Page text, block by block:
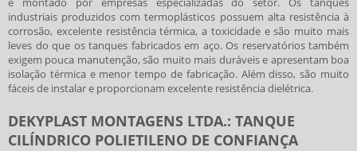
industriais produzidos com termoplásticos possuem alta resistência à
corrosão, excelente resistência térmica, a toxicidade e são muito mais
leves do que os tanques fabricados em aço. Os reservatórios também
exigem pouca manutenção, são muito mais duráveis e apresentam boa
isolação térmica e menor tempo de fabricação. Além disso, são muito
fáceis de instalar e proporcionam excelente resistência dielétrica.
DEKYPLAST MONTAGENS LTDA.: TANQUE
CILÍNDRICO POLIETILENO DE CONFIANÇA